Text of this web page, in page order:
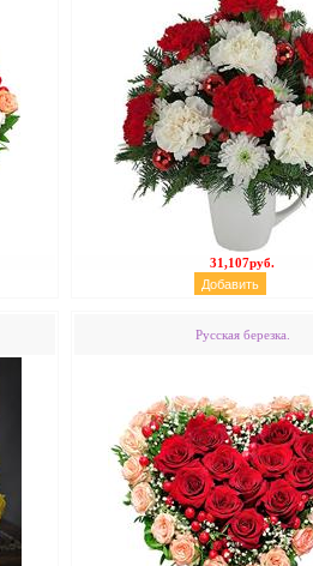
31,107руб.
Русская березка.